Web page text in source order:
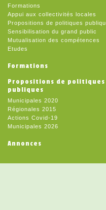
Formations
Appui aux collectivités locales
Propositions de politiques
Sensibilisation du grand public
Mutualisation des compétences
Etudes
Formations
Propositions de politiques
publiques
Municipales 2020
Régionales 2015
Actions Covid-19
Municipales 2026
Annonces